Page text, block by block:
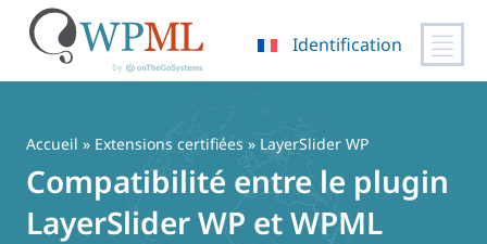
contenu
Identification
Accueil » Extensions certifiées » LayerSlider WP
Compatibilité entre le plugin
LayerSlider WP et WPML